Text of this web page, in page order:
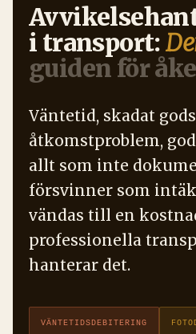
i transport:
guiden för
Väntetid, skadat
åtkomstproblem,
allt som inte
försvinner som
vändas till en
professionella
hanterar det.
VÄNTETIDSDEBITERING